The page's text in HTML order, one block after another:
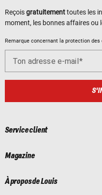
Reçoisgratuitementtoutes les
moment, les bonnes affaires ou
Remarque concernant la protection des
Ton adresse e-mail
Service client
Magazine
À propos de Louis